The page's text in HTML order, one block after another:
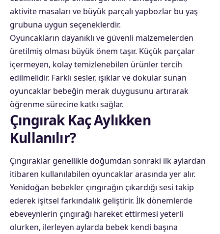
aktivite masaları ve büyük parçalı yapbozlar bu yaş
grubuna uygun seçeneklerdir.
Oyuncakların dayanıklı ve güvenli malzemelerden
üretilmiş olması büyük önem taşır. Küçük parçalar
içermeyen, kolay temizlenebilen ürünler tercih
edilmelidir. Farklı sesler, ışıklar ve dokular sunan
oyuncaklar bebeğin merak duygusunu artırarak
öğrenme sürecine katkı sağlar.
Çıngırak Kaç Aylıkken
Kullanılır?
Çıngıraklar genellikle doğumdan sonraki ilk aylardan
itibaren kullanılabilen oyuncaklar arasında yer alır.
Yenidoğan bebekler çıngırağın çıkardığı sesi takip
ederek işitsel farkındalık geliştirir. İlk dönemlerde
ebeveynlerin çıngırağı hareket ettirmesi yeterli
olurken, ilerleyen aylarda bebek kendi başına